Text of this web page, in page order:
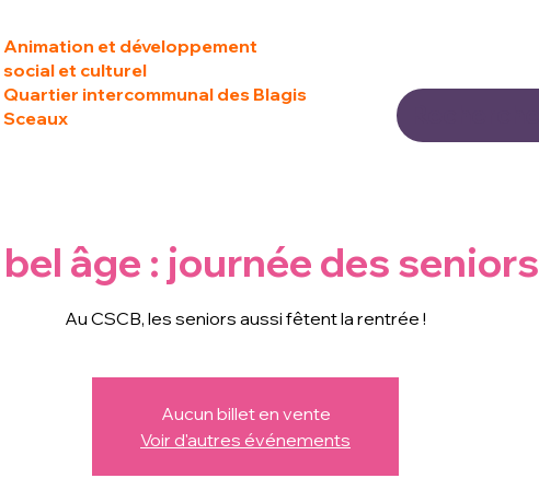
Animation et développement
social et culturel
Quartier intercommunal des Blagis
Sceaux
âge : journée des seniors
Au CSCB, les seniors aussi fêtent la rentrée !
Aucun billet en vente
Voir d'autres événements